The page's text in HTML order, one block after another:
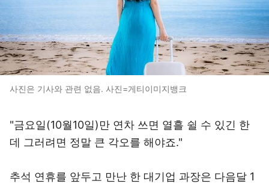
사진은 기사와 관련 없음. 사진=게티이미지뱅크
"금요일(10월10일)만 연차 쓰면 열흘 쉴 수 있긴 한
데 그러려면 정말 큰 각오를 해야죠."
추석 연휴를 앞두고 만난 한 대기업 과장은 다음달 1